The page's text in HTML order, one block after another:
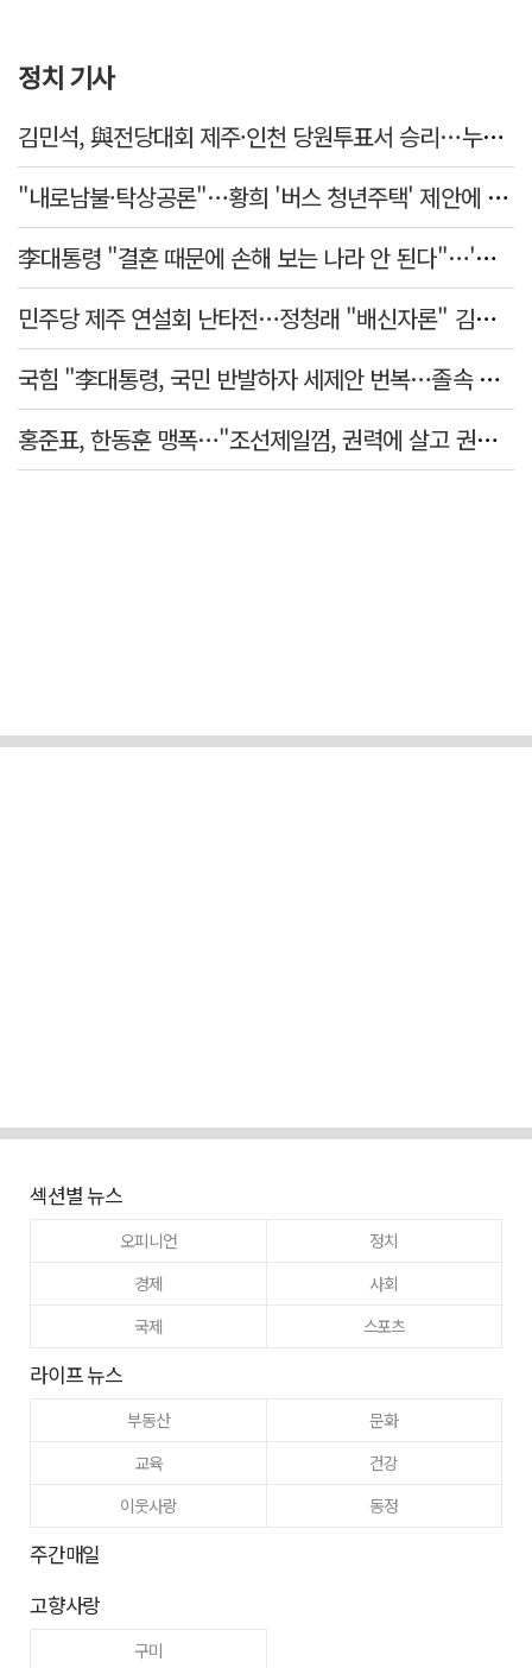
정치 기사
김민석, 與전당대회 제주·인천 당원투표서 승리…누적 득표는 '초박빙'
"내로남불·탁상공론"…황희 '버스 청년주택' 제안에 與 내부서도 쓴소리
李대통령 "결혼 때문에 손해 보는 나라 안 된다"…'결혼 페널티' 22개 손본다
민주당 제주 연설회 난타전…정청래 "배신자론" 김민석 "관리 무능"
국힘 "李대통령, 국민 반발하자 세제안 번복…졸속 국정 즉각 중단"
홍준표, 한동훈 맹폭…"조선제일껌, 권력에 살고 권력에 죽었다"
섹션별 뉴스
오피니언
정치
경제
사회
국제
스포츠
라이프 뉴스
부동산
문화
교육
건강
이웃사랑
동정
주간매일
고향사랑
구미